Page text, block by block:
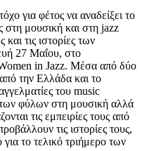
για φέτος να αναδείξει το
στη μουσική και στη jazz
και τις ιστορίες των
27 Μαΐου, στο
in Jazz. Μέσα από δύο
την Ελλάδα και το
του music
φύλων στη μουσική αλλά
τις εμπειρίες τους από
τις ιστορίες τους,
το τελικό τριήμερο των